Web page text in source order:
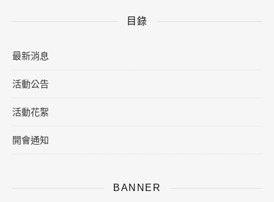
目錄
最新消息
活動公告
活動花絮
開會通知
BANNER